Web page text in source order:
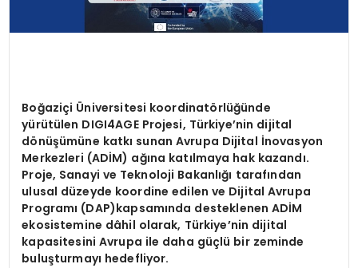
Boğaziçi Üniversitesi koordinatörlüğünde
yürütülen DIGI4AGE Projesi, Türkiye’nin dijital
dönüşümüne katkı sunan Avrupa Dijital İnovasyon
Merkezleri (ADİM) ağına katılmaya hak kazandı.
Proje, Sanayi ve Teknoloji Bakanlığı tarafından
ulusal düzeyde koordine edilen ve Dijital Avrupa
Programı (DAP)kapsamında desteklenen ADİM
ekosistemine dâhil olarak, Türkiye’nin dijital
kapasitesini Avrupa ile daha güçlü bir zeminde
buluşturmayı hedefliyor.